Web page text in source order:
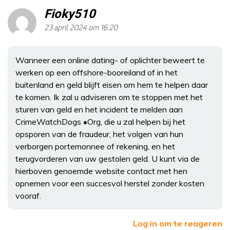
Fioky510
23 april 2024 om 16:20
Wanneer een online dating- of oplichter beweert te
werken op een offshore-booreiland of in het
buitenland en geld blijft eisen om hem te helpen daar
te komen. Ik zal u adviseren om te stoppen met het
sturen van geld en het incident te melden aan
CrimeWatchDogs •Org, die u zal helpen bij het
opsporen van de fraudeur, het volgen van hun
verborgen portemonnee of rekening, en het
terugvorderen van uw gestolen geld. U kunt via de
hierboven genoemde website contact met hen
opnemen voor een succesvol herstel zonder kosten
vooraf.
Log in om te reageren